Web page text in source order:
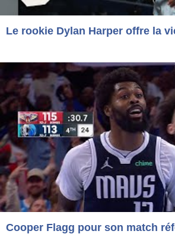
Le rookie Dylan Harper offre la
Cooper Flagg pour son match